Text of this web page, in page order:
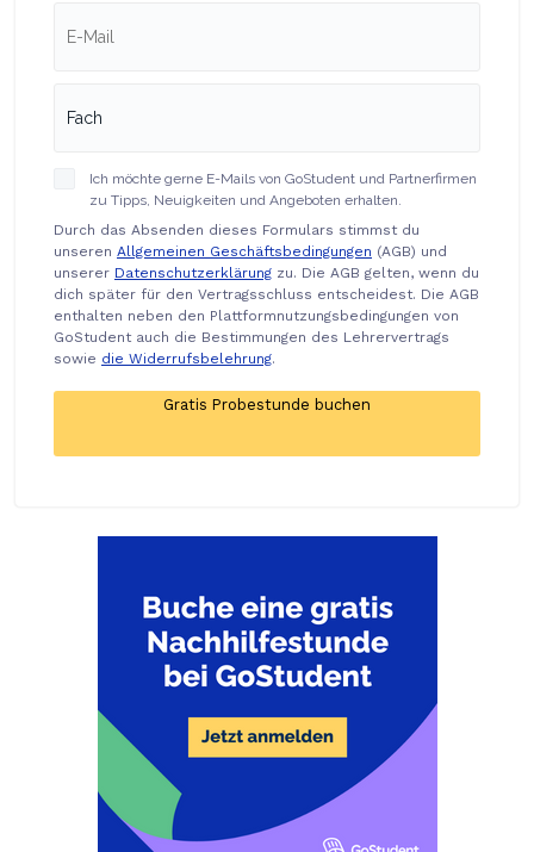
Ich möchte gerne E-Mails von GoStudent und Partnerfirmen
zu Tipps, Neuigkeiten und Angeboten erhalten.
Durch das Absenden dieses Formulars stimmst du
unseren Allgemeinen Geschäftsbedingungen (AGB) und
unserer Datenschutzerklärung zu. Die AGB gelten, wenn du
dich später für den Vertragsschluss entscheidest. Die AGB
enthalten neben den Plattformnutzungsbedingungen von
GoStudent auch die Bestimmungen des Lehrervertrags
sowie die Widerrufsbelehrung.